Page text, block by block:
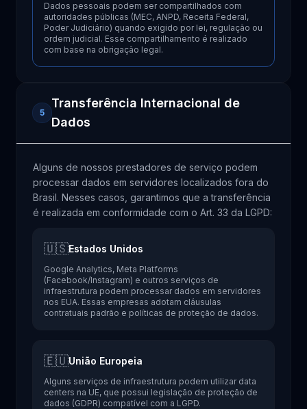
Dados pessoais podem ser compartilhados com
autoridades públicas (MEC, ANPD, Receita Federal,
Poder Judiciário) quando exigido por lei, regulação ou
ordem judicial. Esse compartilhamento é realizado
com base na obrigação legal.
5
Transferência Internacional de
Dados
Alguns de nossos prestadores de serviço podem
processar dados em servidores localizados fora do
Brasil. Nesses casos, garantimos que a transferência
é realizada em conformidade com o Art. 33 da LGPD:
🇺🇸Estados Unidos
Google Analytics, Meta Platforms
(Facebook/Instagram) e outros serviços de
infraestrutura podem processar dados em servidores
nos EUA. Essas empresas adotam cláusulas
contratuais padrão e políticas de proteção de dados.
🇪🇺União Europeia
Alguns serviços de infraestrutura podem utilizar data
centers na UE, que possui legislação de proteção de
dados (GDPR) compatível com a LGPD.